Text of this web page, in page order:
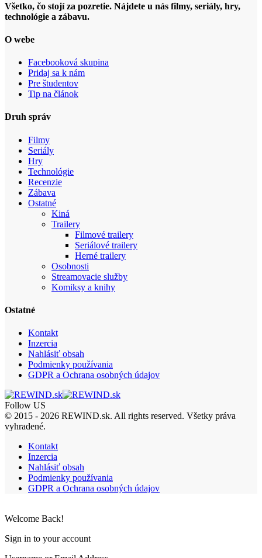
Všetko, čo stojí za pozretie. Nájdete u nás filmy, seriály, hry,
technológie a zábavu.
O webe
Facebooková skupina
Pridaj sa k nám
Pre študentov
Tip na článok
Druh správ
Filmy
Seriály
Hry
Technológie
Recenzie
Zábava
Ostatné
Kiná
Trailery
Filmové trailery
Seriálové trailery
Herné trailery
Osobnosti
Streamovacie služby
Komiksy a knihy
Ostatné
Kontakt
Inzercia
Nahlásiť obsah
Podmienky používania
GDPR a Ochrana osobných údajov
Follow US
© 2015 - 2026 REWIND.sk. All rights reserved. Všetky práva
vyhradené.
Kontakt
Inzercia
Nahlásiť obsah
Podmienky používania
GDPR a Ochrana osobných údajov
Welcome Back!
Sign in to your account